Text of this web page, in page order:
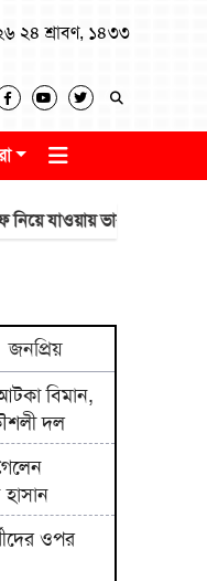
২৪ শ্রাবণ, ১৪৩৩
ভারতীয়কে ধরে আনলো
জনপ্রিয়
বিমান,
দল
ওপর